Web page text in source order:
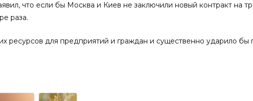
что если бы Москва и Киев не заключили новый контракт на
раза.
ресурсов для предприятий и граждан и существенно ударило